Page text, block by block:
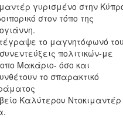
γυρισμένο στην
στον τόπο της
το μαγνητόφωνό
πολιτικών-με
Μακάριο- όσο και
το σπαρακτικό
Καλύτερου Ντοκιμαντέρ